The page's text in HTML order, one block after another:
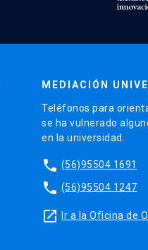
MEDIACIÓN
Teléfonos para
se ha vulnerado
en la universidad.
phone (56)95504 1691
phone (56)95504 1247
launch Ir a la Oficina de